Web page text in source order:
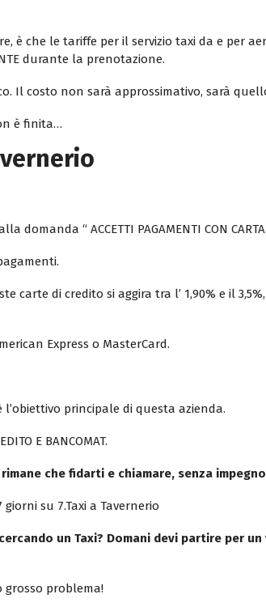
è che le tariffe per il servizio taxi da e per
durante la prenotazione.
Il costo non sarà approssimativo, sarà
è finita…
“ ACCETTI PAGAMENTI CON CARTA
carte di credito si aggira tra l’ 1,90% e il
Express o MasterCard.
principale di questa azienda.
E BANCOMAT.
che fidarti e chiamare, senza
giorni su 7.Taxi a Tavernerio
un Taxi? Domani devi partire per
problema!